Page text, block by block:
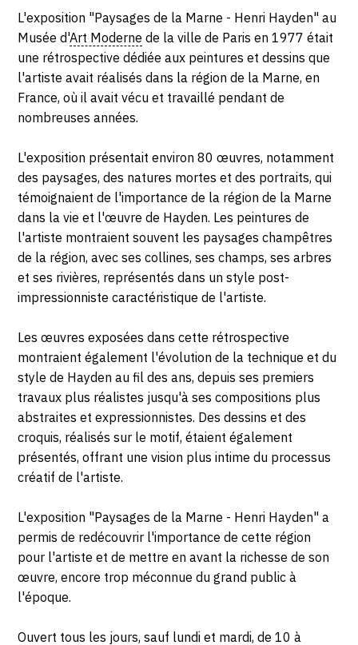
-
DIMANCHE
6
1977
ville
de
Paris,
11
avenue
du
Wilson,
75016
Paris
Description,
horaires...
L'exposition "Paysages de la Marne - Henri Hayden" au
Musée d'Art Moderne de la ville de Paris en 1977 était
une rétrospective dédiée aux peintures et dessins que
l'artiste avait réalisés dans la région de la Marne, en
France, où il avait vécu et travaillé pendant de
nombreuses années.
L'exposition présentait environ 80 œuvres, notamment
des paysages, des natures mortes et des portraits, qui
témoignaient de l'importance de la région de la Marne
dans la vie et l'œuvre de Hayden. Les peintures de
l'artiste montraient souvent les paysages champêtres
de la région, avec ses collines, ses champs, ses arbres
et ses rivières, représentés dans un style post-
impressionniste caractéristique de l'artiste.
Les œuvres exposées dans cette rétrospective
montraient également l'évolution de la technique et du
style de Hayden au fil des ans, depuis ses premiers
travaux plus réalistes jusqu'à ses compositions plus
abstraites et expressionnistes. Des dessins et des
croquis, réalisés sur le motif, étaient également
présentés, offrant une vision plus intime du processus
créatif de l'artiste.
L'exposition "Paysages de la Marne - Henri Hayden" a
permis de redécouvrir l'importance de cette région
pour l'artiste et de mettre en avant la richesse de son
œuvre, encore trop méconnue du grand public à
l'époque.
Ouvert tous les jours, sauf lundi et mardi, de 10 à